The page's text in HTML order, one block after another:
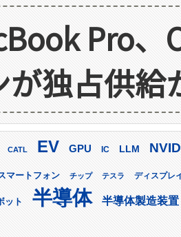
Pro
が独占供給
CATL EV GPU IC LLM
マートフォン チップ テスラ ディスプレ
ット 半導体 半導体製造装置